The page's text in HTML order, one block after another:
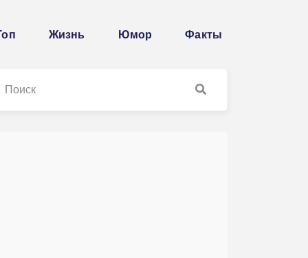
Жизнь Юмор Факты